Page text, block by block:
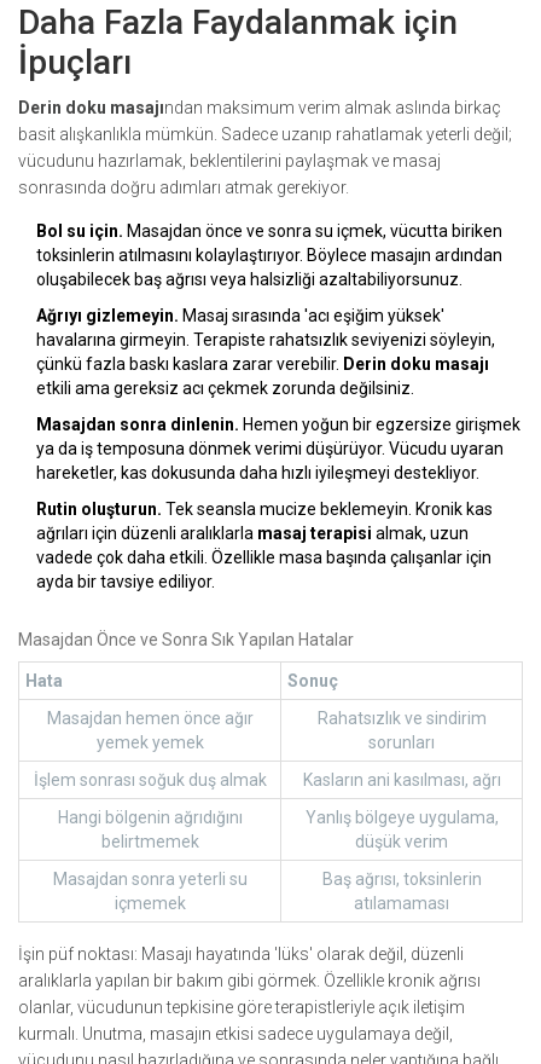
Daha Fazla Faydalanmak için
İpuçları
Derin doku masajından maksimum verim almak aslında birkaç
basit alışkanlıkla mümkün. Sadece uzanıp rahatlamak yeterli değil;
vücudunu hazırlamak, beklentilerini paylaşmak ve masaj
sonrasında doğru adımları atmak gerekiyor.
Bol su için. Masajdan önce ve sonra su içmek, vücutta biriken
toksinlerin atılmasını kolaylaştırıyor. Böylece masajın ardından
oluşabilecek baş ağrısı veya halsizliği azaltabiliyorsunuz.
Ağrıyı gizlemeyin. Masaj sırasında 'acı eşiğim yüksek'
havalarına girmeyin. Terapiste rahatsızlık seviyenizi söyleyin,
çünkü fazla baskı kaslara zarar verebilir. Derin doku masajı
etkili ama gereksiz acı çekmek zorunda değilsiniz.
Masajdan sonra dinlenin. Hemen yoğun bir egzersize girişmek
ya da iş temposuna dönmek verimi düşürüyor. Vücudu uyaran
hareketler, kas dokusunda daha hızlı iyileşmeyi destekliyor.
Rutin oluşturun. Tek seansla mucize beklemeyin. Kronik kas
ağrıları için düzenli aralıklarla masaj terapisi almak, uzun
vadede çok daha etkili. Özellikle masa başında çalışanlar için
ayda bir tavsiye ediliyor.
Masajdan Önce ve Sonra Sık Yapılan Hatalar
Hata
Sonuç
Masajdan hemen önce ağır
yemek yemek
Rahatsızlık ve sindirim
sorunları
İşlem sonrası soğuk duş almak
Kasların ani kasılması, ağrı
Hangi bölgenin ağrıdığını
belirtmemek
Yanlış bölgeye uygulama,
düşük verim
Masajdan sonra yeterli su
içmemek
Baş ağrısı, toksinlerin
atılamaması
İşin püf noktası: Masajı hayatında 'lüks' olarak değil, düzenli
aralıklarla yapılan bir bakım gibi görmek. Özellikle kronik ağrısı
olanlar, vücudunun tepkisine göre terapistleriyle açık iletişim
kurmalı. Unutma, masajın etkisi sadece uygulamaya değil,